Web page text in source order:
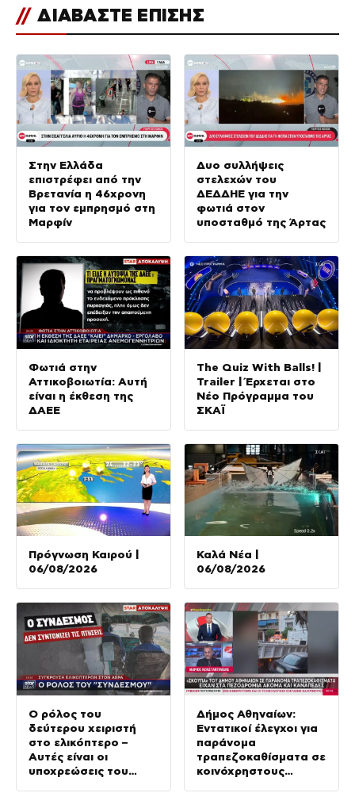
// ΔΙΑΒΑΣΤΕ ΕΠΙΣΗΣ
Στην Ελλάδα
επιστρέφει από την
Βρετανία η 46χρονη
για τον εμπρησμό στη
Μαρφίν
Δυο συλλήψεις
στελεχών του
ΔΕΔΔΗΕ για την
φωτιά στον
υποσταθμό της Άρτας
Φωτιά στην
Αττικοβοιωτία: Αυτή
είναι η έκθεση της
ΔΑΕΕ
The Quiz With Balls! |
Trailer | Έρχεται στο
Νέο Πρόγραμμα του
ΣΚΑΪ
Πρόγνωση Καιρού |
06/08/2026
Καλά Νέα |
06/08/2026
Ο ρόλος του
δεύτερου χειριστή
στο ελικόπτερο –
Αυτές είναι οι
υποχρεώσεις του
Δήμος Αθηναίων:
Εντατικοί έλεγχοι για
παράνομα
τραπεζοκαθίσματα σε
κοινόχρηστους